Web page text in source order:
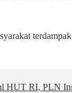
HUT RI, PLN